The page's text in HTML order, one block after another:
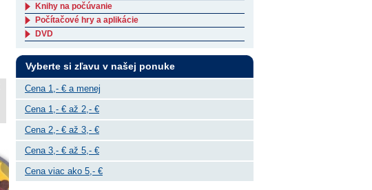
Knihy na počúvanie
Počítačové hry a aplikácie
DVD
Vyberte si zľavu v našej ponuke
Cena 1,- € a menej
Cena 1,- € až 2,- €
Cena 2,- € až 3,- €
Cena 3,- € až 5,- €
Cena viac ako 5,- €